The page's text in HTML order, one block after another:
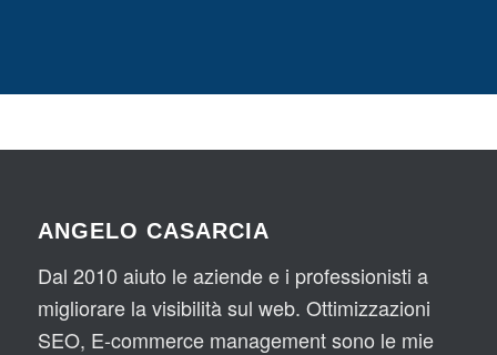
ANGELO CASARCIA
Dal 2010 aiuto le aziende e i professionisti a
migliorare la visibilità sul web. Ottimizzazioni
SEO, E-commerce management sono le mie